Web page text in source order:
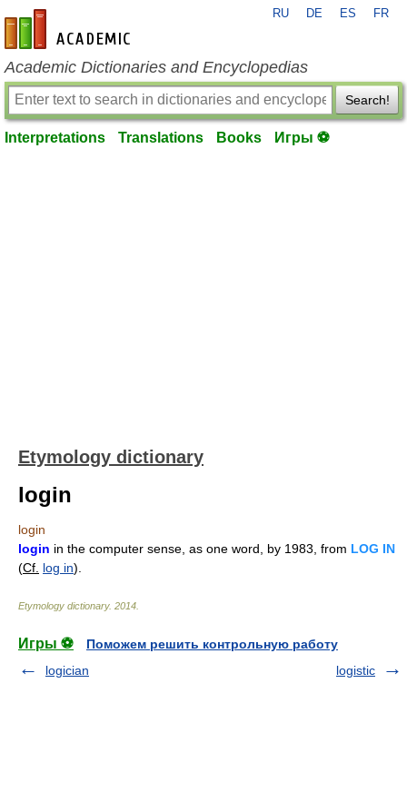
en-academic.com
RU DE ES FR
Academic Dictionaries and Encyclopedias
Search!
Interpretations Translations Books Игры ⚽
Etymology dictionary
login
login
login in the computer sense, as one word, by 1983, from LOG IN
(Cf. log in).
Etymology dictionary. 2014
Игры ⚽
Поможем решить контрольную работу
logician
logistic